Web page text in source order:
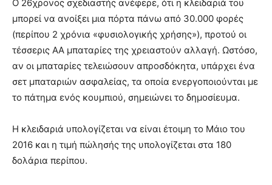
Ο 26χρονος σχεδιαστής ανέφερε, ότι η κλειδαριά του
μπορεί να ανοίξει μια πόρτα πάνω από 30.000 φορές
(περίπου 2 χρόνια «φυσιολογικής χρήσης»), προτού οι
τέσσερις ΑΑ μπαταρίες της χρειαστούν αλλαγή. Ωστόσο,
αν οι μπαταρίες τελειώσουν απροσδόκητα, υπάρχει ένα
σετ μπαταριών ασφαλείας, τα οποία ενεργοποιούνται με
το πάτημα ενός κουμπιού, σημειώνει το δημοσίευμα.
Η κλειδαριά υπολογίζεται να είναι έτοιμη το Μάιο του
2016 και η τιμή πώλησής της υπολογίζεται στα 180
δολάρια περίπου.